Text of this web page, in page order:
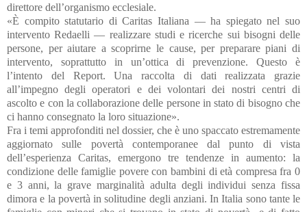
direttore dell’organismo ecclesiale.
«È compito statutario di Caritas Italiana — ha spiegato nel suo
intervento Redaelli — realizzare studi e ricerche sui bisogni delle
persone, per aiutare a scoprirne le cause, per preparare piani di
intervento, soprattutto in un’ottica di prevenzione. Questo è
l’intento del Report. Una raccolta di dati realizzata grazie
all’impegno degli operatori e dei volontari dei nostri centri di
ascolto e con la collaborazione delle persone in stato di bisogno che
ci hanno consegnato la loro situazione».
Fra i temi approfonditi nel dossier, che è uno spaccato estremamente
aggiornato sulle povertà contemporanee dal punto di vista
dell’esperienza Caritas, emergono tre tendenze in aumento: la
condizione delle famiglie povere con bambini di età compresa fra 0
e 3 anni, la grave marginalità adulta degli individui senza fissa
dimora e la povertà in solitudine degli anziani. In Italia sono tante le